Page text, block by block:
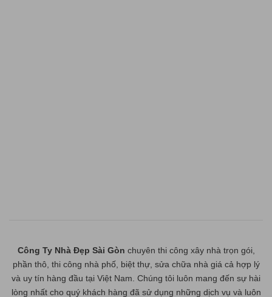
Công Ty Nhà Đẹp Sài Gòn chuyên thi công xây nhà trọn gói,
phần thô, thi công nhà phố, biệt thự, sửa chữa nhà giá cả hợp lý
và uy tín hàng đầu tại Việt Nam. Chúng tôi luôn mang đến sự hài
lòng nhất cho quý khách hàng đã sử dụng những dịch vụ và luôn